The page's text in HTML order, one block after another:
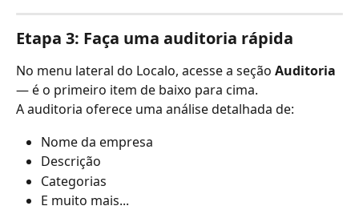
Etapa 3: Faça uma auditoria rápida
No menu lateral do Localo, acesse a seção Auditoria
— é o primeiro item de baixo para cima.
A auditoria oferece uma análise detalhada de:
Nome da empresa
Descrição
Categorias
E muito mais...